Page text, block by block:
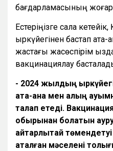
бағдарламасының жоғары
Естеріңізге сала
қыркүйегінен бастап ата-
жастағы жасөспірім
вакцинациялау
- 2024 жылдың
ата-ана мен қалың
талап етеді.
обырынан болатын
айтарлықтай
аталған мәселені